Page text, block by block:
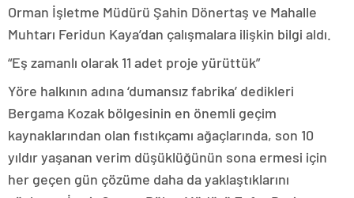
Orman İşletme Müdürü Şahin Dönertaş ve Mahalle
Muhtarı Feridun Kaya’dan çalışmalara ilişkin bilgi aldı.
“Eş zamanlı olarak 11 adet proje yürüttük”
Yöre halkının adına ‘dumansız fabrika’ dedikleri
Bergama Kozak bölgesinin en önemli geçim
kaynaklarından olan fıstıkçamı ağaçlarında, son 10
yıldır yaşanan verim düşüklüğünün sona ermesi için
her geçen gün çözüme daha da yaklaştıklarını